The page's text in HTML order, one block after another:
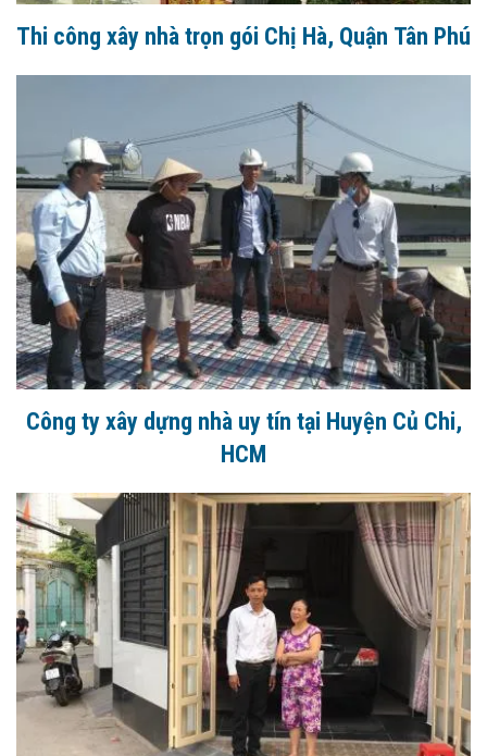
Thi công xây nhà trọn gói Chị Hà, Quận Tân Phú
Công ty xây dựng nhà uy tín tại Huyện Củ Chi,
HCM